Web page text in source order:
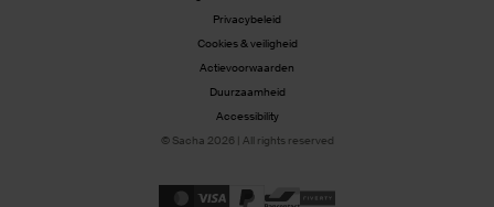
Privacybeleid
Cookies & veiligheid
Actievoorwaarden
Duurzaamheid
Accessibility
© Sacha 2026 | All rights reserved